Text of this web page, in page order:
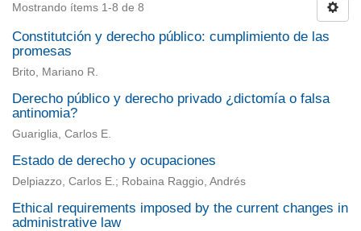
Mostrando ítems 1-8 de 8
Constitutción y derecho público: cumplimiento de las
promesas
Brito, Mariano R.
Derecho público y derecho privado ¿dictomía o falsa
antinomia?
Guariglia, Carlos E.
Estado de derecho y ocupaciones
Delpiazzo, Carlos E.; Robaina Raggio, Andrés
Ethical requirements imposed by the current changes in
administrative law